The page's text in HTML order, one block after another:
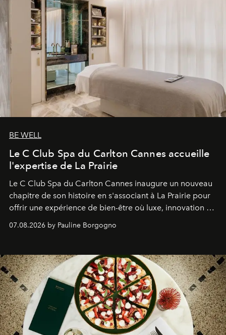
BE WELL
Le C Club Spa du Carlton Cannes accueille
l'expertise de La Prairie
Le C Club Spa du Carlton Cannes inaugure un nouveau
chapitre de son histoire en s'associant à La Prairie pour
offrir une expérience de bien-être où luxe, innovation et
expertise se rencontrent.
07.08.2026 by Pauline Borgogno